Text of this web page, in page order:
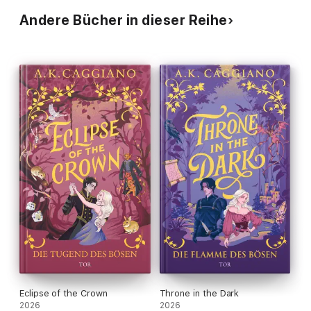
Andere Bücher in dieser Reihe
Eclipse of the Crown
2026
Throne in the Dark
2026